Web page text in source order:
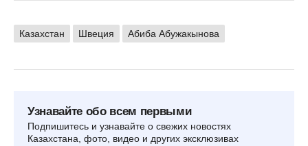
Казахстан Швеция Абиба Абужакынова
Узнавайте обо всем первыми
Подпишитесь и узнавайте о свежих новостях
Казахстана, фото, видео и других эксклюзивах